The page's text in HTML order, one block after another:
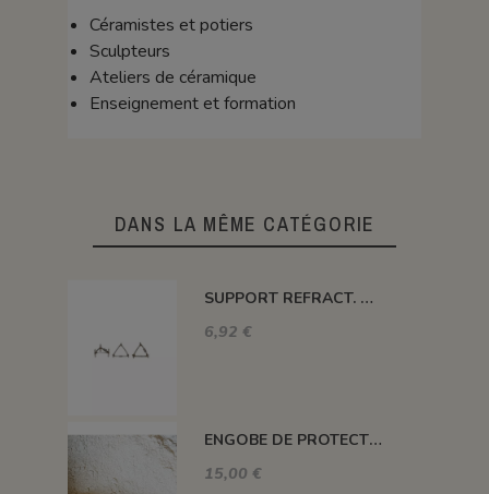
Céramistes et potiers
Sculpteurs
Ateliers de céramique
Enseignement et formation
DANS LA MÊME CATÉGORIE
SUPPORT REFRACT. DOUBLE ROND Ø 100 MM 1260°C
6,92 €
ENGOBE DE PROTECTION POUR LES PLAQUES
15,00 €